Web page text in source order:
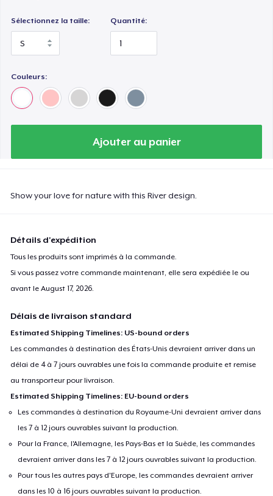
Sélectionnez la taille: Quantité:
Couleurs:
Ajouter au panier
Show your love for nature with this River design.
Détails d'expédition
Tous les produits sont imprimés à la commande.
Si vous passez votre commande maintenant, elle sera expédiée le ou
avant leAugust 17, 2026
Délais de livraison standard
Estimated Shipping Timelines: US-bound orders
Les commandes à destination des États-Unis devraient arriver dans un
délai de 4 à 7 jours ouvrables une fois la commande produite et remise
au transporteur pour livraison.
Estimated Shipping Timelines: EU-bound orders
Les commandes à destination du Royaume-Uni devraient arriver dans
les 7 à 12 jours ouvrables suivant la production.
Pour la France, l'Allemagne, les Pays-Bas et la Suède, les commandes
devraient arriver dans les 7 à 12 jours ouvrables suivant la production.
Pour tous les autres pays d'Europe, les commandes devraient arriver
dans les 10 à 16 jours ouvrables suivant la production.